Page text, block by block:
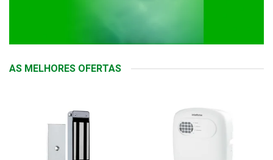
AS MELHORES OFERTAS